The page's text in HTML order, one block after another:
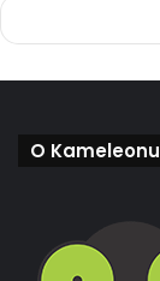
O Kameleonu